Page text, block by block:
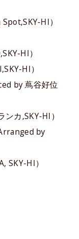
HI）
HI）
HI）
by 蔦谷好位
カ,SKY-HI）
by
HI）